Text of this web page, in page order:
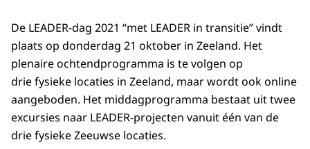
De LEADER-dag 2021 “met LEADER in transitie” vindt
plaats op donderdag 21 oktober in Zeeland. Het
plenaire ochtendprogramma is te volgen op
drie fysieke locaties in Zeeland, maar wordt ook online
aangeboden. Het middagprogramma bestaat uit twee
excursies naar LEADER-projecten vanuit één van de
drie fysieke Zeeuwse locaties.